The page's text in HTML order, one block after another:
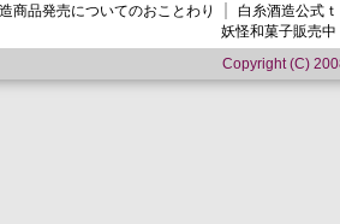
商品発売についてのおことわり
白糸酒造公式
妖怪和菓子販売中
Copyright (C)